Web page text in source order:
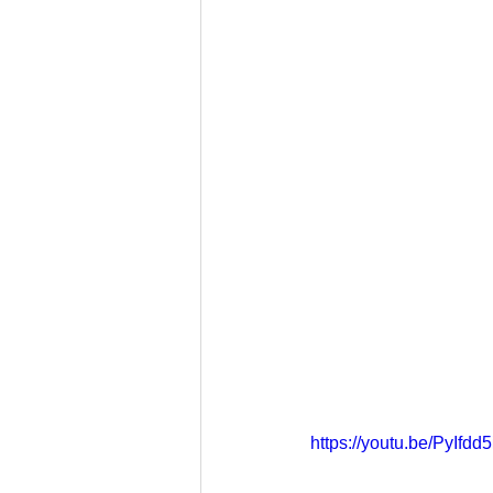
https://youtu.be/